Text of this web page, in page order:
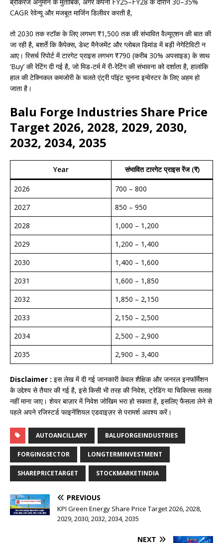
CAGR रेवेन्यू और मजबूत मार्जिन डिलीवर करती है,
तो 2030 तक स्टॉक के लिए लगभग ₹1,500 तक की संभावित वैल्यूएशन की बात की
जा रही है, बशर्ते कि कैपेक्स, डेब्ट मैनेजमेंट और ग्लोबल डिमांड में बड़ी नेगेटिविटी न
आए। रिसर्च रिपोर्ट में टारगेट प्राइस लगभग ₹790 (करीब 30% अपसाइड) के साथ
‘Buy’ की रेटिंग दी गई है, जो मिड-टर्म में री-रेटिंग की संभावना को दर्शाता है, हालांकि
हाल की टेक्निकल कमजोरी के चलते एंट्री पॉइंट चुनना इन्वेस्टर के लिए अहम हो
जाता है।
Balu Forge Industries Share Price
Target 2026, 2028, 2029, 2030,
2032, 2034, 2035
Year संभावित टारगेट प्राइस रेंज (₹)
2026
700 – 800
2027
850 – 950
2028
1,000 – 1,200
2029
1,200 – 1,400
2030
1,400 – 1,600
2031
1,600 – 1,850
2032
1,850 – 2,150
2033
2,150 – 2,500
2034
2,500 – 2,900
2035
2,900 – 3,400
Disclaimer : इस लेख में दी गई जानकारी केवल शैक्षिक और जनरल इनफॉर्मेशन
के उद्देश्य से तैयार की गई है, इसे किसी भी तरह की निवेश, ट्रेडिंग या चिकित्सा सलाह
नहीं माना जाए। शेयर बाज़ार में निवेश जोखिम भरा हो सकता है, इसलिए फैसला लेने से
पहले अपने रजिस्टर्ड फाइनेंशियल एडवाइज़र से परामर्श अवश्य करें।​
AUTOANCILLARY BALUFORGEINDUSTRIES
FORGINGSECTOR LONGTERMINVESTMENT
SHAREPRICETARGET STOCKMARKETINDIA
PREVIOUS
KPI Green Energy Share Price Target 2026, 2028,
2029, 2030, 2032, 2034, 2035
NEXT